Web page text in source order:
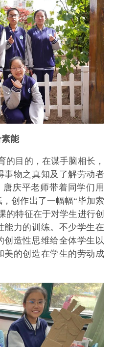
能
的目的，在谋手脑相长，
事物之真知及了解劳动者
庆平老师带着同学们用
创作出了一幅幅“毕加索
的特征在于对学生进行创
能力的训练。不少学生在
造性思维给全体学生以
美的创造在学生的劳动成